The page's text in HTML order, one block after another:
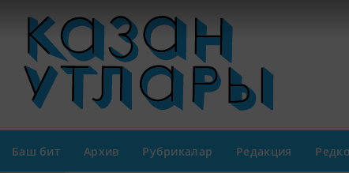
Баш бит Архив Рубрикалар Редакция